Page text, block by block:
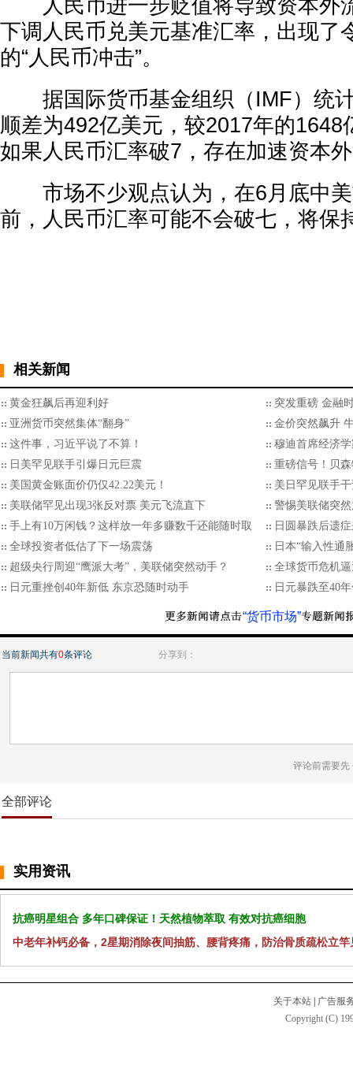
人民币进一步贬值将导致资本外
下调人民币兑美元基准汇率，出现了
的“人民币冲击”。
据国际货币基金组织（IMF）统
顺差为492亿美元，较2017年的1648
如果人民币汇率破7，存在加速资本
市场不少观点认为，在6月底中美
前，人民币汇率可能不会破七，将保
相关新闻
黄金狂飙后再迎利好
突发重磅 金融
亚洲货币突然集体“翻身”
金价突然飙升
这件事，习近平说了不算！
穆迪首席经济
日美罕见联手引爆日元巨震
重磅信号！贝
美国黄金账面价仍仅42.22美元！
美日罕见联手
美联储罕见出现3张反对票 美元飞流直下
警惕美联储突然
手上有10万闲钱？这样放一年多赚数千还能随时取
日圆暴跌后遗
全球投资者低估了下一场震荡
日本“输入性通
超级央行周迎“鹰派大考”，美联储突然动手？
全球货币危机
日元重挫创40年新低 东京恐随时动手
日元暴跌至40
“货币市场”
当前新闻共有0条评论 分享到：
评论前需要先
全部评论
实用资讯
抗癌明星组合 多年口碑保证！天然植物萃取 有效对抗癌细胞
中老年补钙必备，2星期消除夜间抽筋、腰背疼痛，防治骨质疏松立竿
关于本站
广告服
Copyright (C)